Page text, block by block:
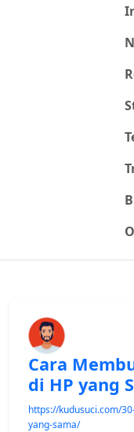
Cara
di HP yang
https://kudusuci.com/
yang-sama/